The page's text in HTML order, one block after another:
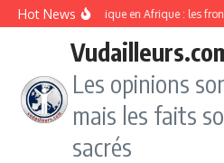
Aller au contenu
Hot News
Division ethnique en Afrique : les
Les opinions
mais les faits
sacrés